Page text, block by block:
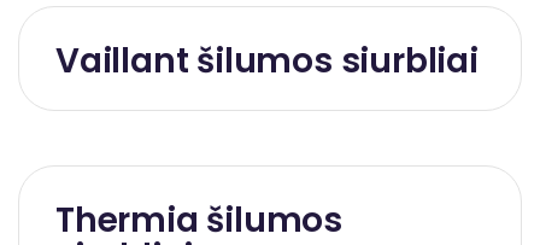
Vaillant šilumos siurbliai
Thermia šilumos